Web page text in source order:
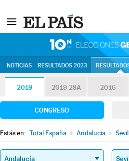
NOTICIAS RESULTADOS 2023
2019 2019-28A 2016
CONGRESO
Estás en: Total España » Andalucía »